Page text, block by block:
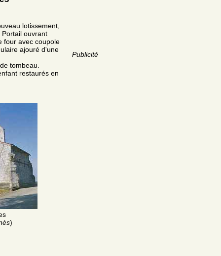
Publicité
lotissement,
ouvrant
four avec coupole
ajouré d'une
tombeau.
restaurés en
)